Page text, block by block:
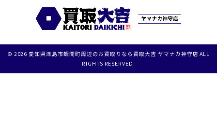
© 2026 愛知県津島市蛭間町周辺のお買取りなら買取大吉 ヤマナカ神守店 ALL
RIGHTS RESERVED.